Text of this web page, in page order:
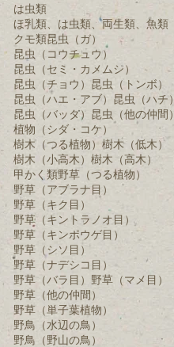
は虫類
ほ乳類、は虫類、両生類、魚類
クモ類昆虫（ガ）
昆虫（コウチュウ）
昆虫（セミ・カメムシ）
昆虫（チョウ） 昆虫（トンボ）
昆虫（ハエ・アブ） 昆虫（ハチ）
昆虫（バッタ） 昆虫（他の仲間）
植物（シダ・コケ）
樹木（つる植物） 樹木（低木）
樹木（小高木） 樹木（高木）
甲かく類野草（つる植物）
野草（アブラナ目）
野草（キク目）
野草（キントラノオ目）
野草（キンポウゲ目）
野草（シソ目）
野草（ナデシコ目）
野草（バラ目） 野草（マメ目）
野草（他の仲間）
野草（単子葉植物）
野鳥（水辺の鳥）
野鳥（野山の鳥）